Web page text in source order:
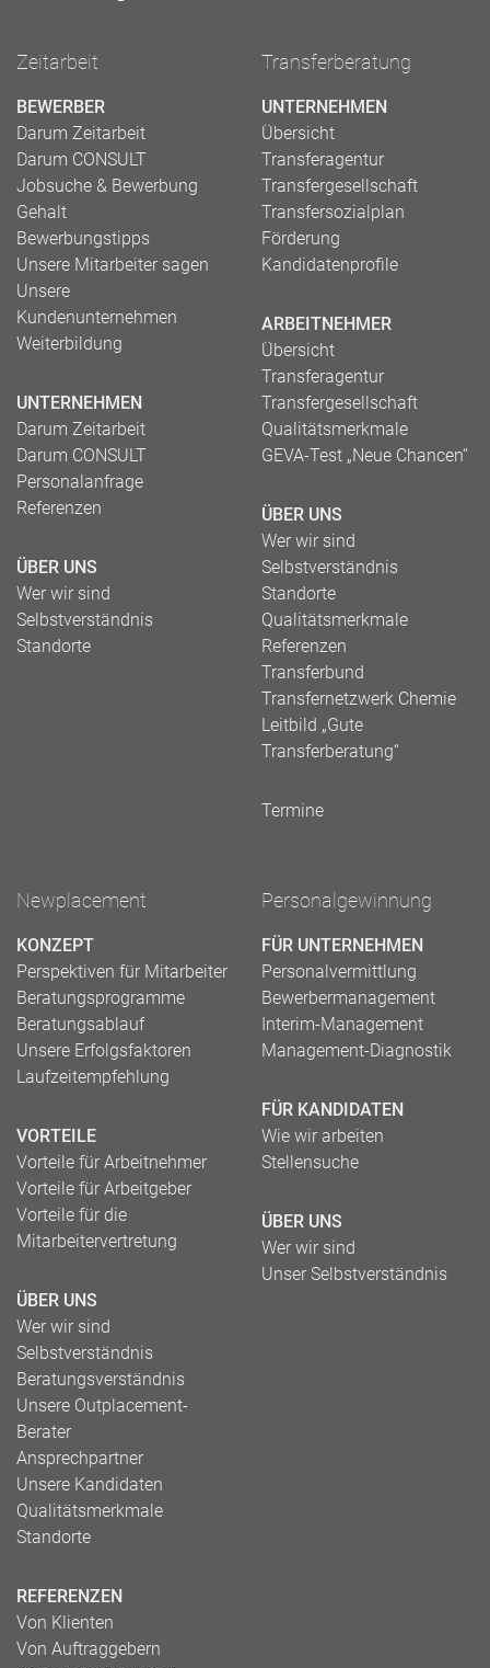
Zeitarbeit
BEWERBER
Darum Zeitarbeit
Darum CONSULT
Jobsuche & Bewerbung
Gehalt
Bewerbungstipps
Unsere Mitarbeiter sagen
Unsere
Kundenunternehmen
Weiterbildung
UNTERNEHMEN
Darum Zeitarbeit
Darum CONSULT
Personalanfrage
Referenzen
ÜBER UNS
Wer wir sind
Selbstverständnis
Standorte
Transferberatung
UNTERNEHMEN
Übersicht
Transferagentur
Transfergesellschaft
Transfersozialplan
Förderung
Kandidatenprofile
ARBEITNEHMER
Übersicht
Transferagentur
Transfergesellschaft
Qualitätsmerkmale
GEVA-Test „Neue Chancen“
ÜBER UNS
Wer wir sind
Selbstverständnis
Standorte
Qualitätsmerkmale
Referenzen
Transferbund
Transfernetzwerk Chemie
Leitbild „Gute
Transferberatung“
Termine
Newplacement
KONZEPT
Perspektiven für Mitarbeiter
Beratungsprogramme
Beratungsablauf
Unsere Erfolgsfaktoren
Laufzeitempfehlung
VORTEILE
Vorteile für Arbeitnehmer
Vorteile für Arbeitgeber
Vorteile für die
Mitarbeitervertretung
ÜBER UNS
Wer wir sind
Selbstverständnis
Beratungsverständnis
Unsere Outplacement-
Berater
Ansprechpartner
Unsere Kandidaten
Qualitätsmerkmale
Standorte
REFERENZEN
Von Klienten
Von Auftraggebern
Personalgewinnung
FÜR UNTERNEHMEN
Personalvermittlung
Bewerbermanagement
Interim-Management
Management-Diagnostik
FÜR KANDIDATEN
Wie wir arbeiten
Stellensuche
ÜBER UNS
Wer wir sind
Unser Selbstverständnis